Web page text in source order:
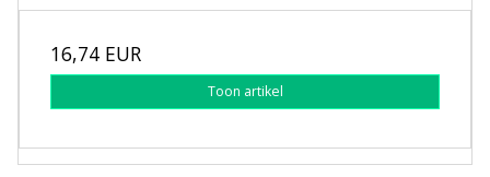
16,74 EUR
Toon artikel